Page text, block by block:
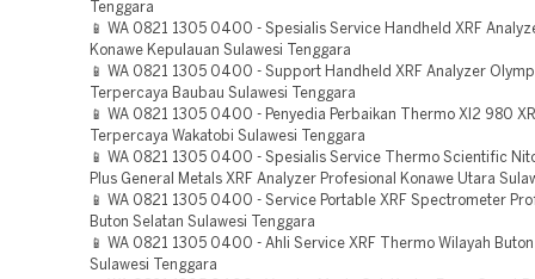
Tenggara
📱 WA 0821 1305 0400 - Spesialis Service Handheld XRF
Konawe Kepulauan Sulawesi Tenggara
📱 WA 0821 1305 0400 - Support Handheld XRF Analyzer
Terpercaya Baubau Sulawesi Tenggara
📱 WA 0821 1305 0400 - Penyedia Perbaikan Thermo Xl2 980
Terpercaya Wakatobi Sulawesi Tenggara
📱 WA 0821 1305 0400 - Spesialis Service Thermo Scientific
Plus General Metals XRF Analyzer Profesional Konawe Utara
📱 WA 0821 1305 0400 - Service Portable XRF Spectrometer
Buton Selatan Sulawesi Tenggara
📱 WA 0821 1305 0400 - Ahli Service XRF Thermo Wilayah
Sulawesi Tenggara